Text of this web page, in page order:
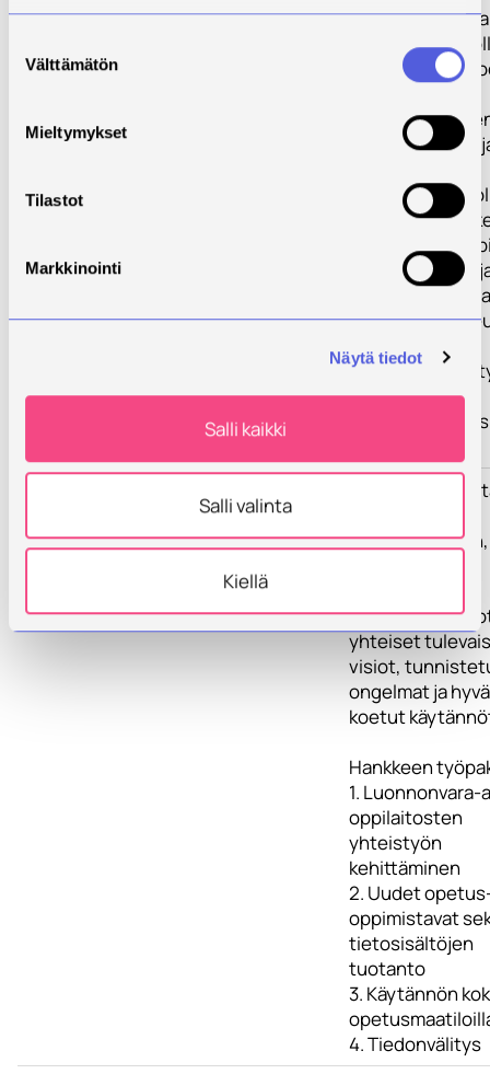
valinta
Välttämätön
Mieltymykset
Tilastot
Markkinointi
Näytä tiedot
Salli kaikki
Salli valinta
Kiellä
yritysten
hankkeet ovat
merkittävässä
kehittämisessä
keskeisessä
edelleen.
osallistujilla on
hankekokemus
asiatuntemus
teemoihin.
ovat tehneet
muun muassa
Kehitystyön
systemaattinen,
Lähtökohdaksi
yhteiset
visiot,
ongelmat ja
koetut
Hankkeen
1. Luonnonvara-
oppilaitosten
yhteistyön
kehittäminen
2. Uudet
oppimistavat
tietosisältöjen
tuotanto
3. Käytännön
4. Tiedonvälitys